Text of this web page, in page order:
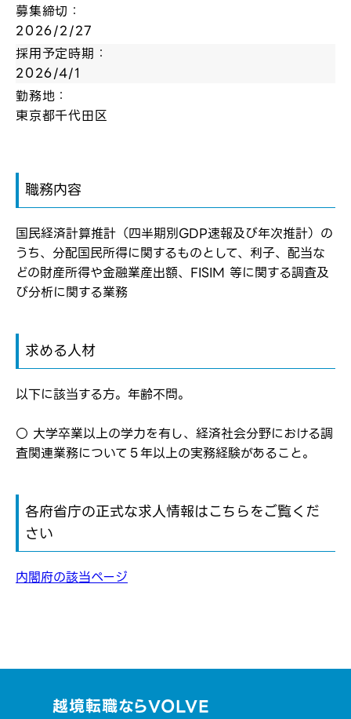
弊社ホームページの求人票をみて
応募した方へ
応募完了通知をする
弊社ホームページの求人票をみて
応募し、転職を決めた方
転職報告をする
ログイン
お気に入り登録にはログインが必要です
メールアドレス
パスワード
※パスワードを忘れた方はコチラ
募集締切：
2026/2/27
採用予定時期：
2026/4/1
勤務地：
東京都千代田区
職務内容
国民経済計算推計（四半期別GDP速報及び年次推計）の
うち、分配国民所得に関するものとして、利子、配当な
どの財産所得や金融業産出額、FISIM 等に関する調査及
び分析に関する業務
求める人材
以下に該当する方。年齢不問。
○ 大学卒業以上の学力を有し、経済社会分野における調
査関連業務について５年以上の実務経験があること。
各府省庁の正式な求人情報はこちらをご覧くだ
さい
内閣府の該当ページ
越境転職ならVOLVE